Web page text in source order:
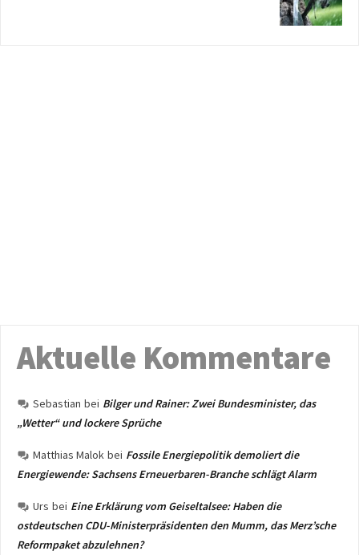
Aktuelle Kommentare
Sebastian bei Bilger und Rainer: Zwei Bundesminister, das
„Wetter“ und lockere Sprüche
Matthias Malok bei Fossile Energiepolitik demoliert die
Energiewende: Sachsens Erneuerbaren-Branche schlägt Alarm
Urs bei Eine Erklärung vom Geiseltalsee: Haben die
ostdeutschen CDU-Ministerpräsidenten den Mumm, das Merz’sche
Reformpaket abzulehnen?